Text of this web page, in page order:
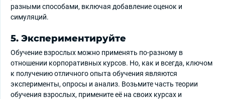
разными способами, включая добавление оценок и
симуляций.
5. Экспериментируйте
Обучение взрослых можно применять по-разному в
отношении корпоративных курсов. Но, как и всегда, ключом
к получению отличного опыта обучения являются
эксперименты, опросы и анализ. Возьмите часть теории
обучения взрослых, примените её на своих курсах и